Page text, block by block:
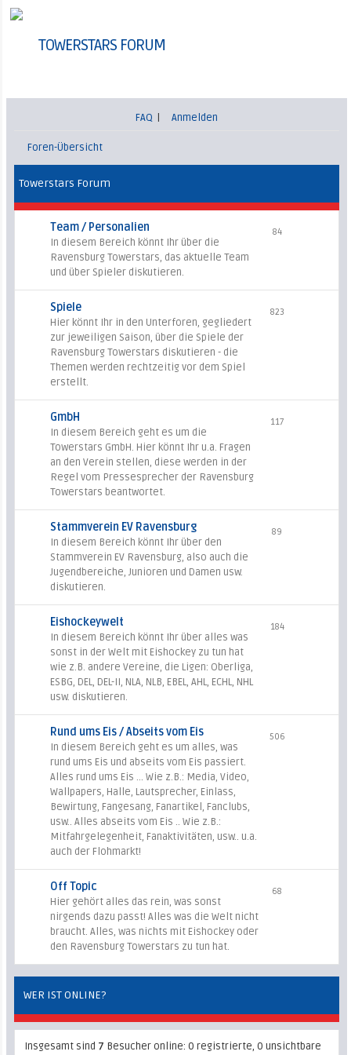
TOWERSTARS FORUM
FAQ Anmelden
Foren-Übersicht
Towerstars Forum
Team / Personalien
In diesem Bereich könnt Ihr über die
Ravensburg Towerstars, das aktuelle Team
und über Spieler diskutieren.
84
Spiele
Hier könnt Ihr in den Unterforen, gegliedert
zur jeweiligen Saison, über die Spiele der
Ravensburg Towerstars diskutieren - die
Themen werden rechtzeitig vor dem Spiel
erstellt.
823
GmbH
In diesem Bereich geht es um die
Towerstars GmbH. Hier könnt Ihr u.a. Fragen
an den Verein stellen, diese werden in der
Regel vom Pressesprecher der Ravensburg
Towerstars beantwortet.
117
Stammverein EV Ravensburg
In diesem Bereich könnt Ihr über den
Stammverein EV Ravensburg, also auch die
Jugendbereiche, Junioren und Damen usw.
diskutieren.
89
Eishockeywelt
In diesem Bereich könnt Ihr über alles was
sonst in der Welt mit Eishockey zu tun hat
wie z.B. andere Vereine, die Ligen: Oberliga,
ESBG, DEL, DEL-II, NLA, NLB, EBEL, AHL, ECHL, NHL
usw. diskutieren.
184
Rund ums Eis / Abseits vom Eis
In diesem Bereich geht es um alles, was
rund ums Eis und abseits vom Eis passiert.
Alles rund ums Eis ... Wie z.B.: Media, Video,
Wallpapers, Halle, Lautsprecher, Einlass,
Bewirtung, Fangesang, Fanartikel, Fanclubs,
usw.. Alles abseits vom Eis .. Wie z.B.:
Mitfahrgelegenheit, Fanaktivitäten, usw.. u.a.
auch der Flohmarkt!
506
Off Topic
Hier gehört alles das rein, was sonst
nirgends dazu passt! Alles was die Welt nicht
braucht. Alles, was nichts mit Eishockey oder
den Ravensburg Towerstars zu tun hat.
68
WER IST ONLINE?
Insgesamt sind 7 Besucher online: 0 registrierte, 0 unsichtbare